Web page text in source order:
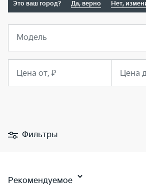
Это ваш город? Да, верно Нет,
Модель
Цена от, ₽ Цена
Фильтры
Рекомендуемое